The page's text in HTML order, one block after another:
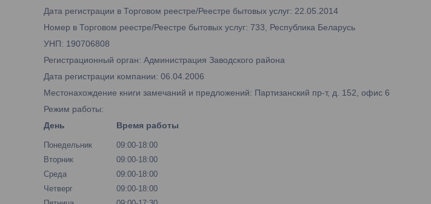
Дата регистрации в Торговом реестре/Реестре бытовых услуг: 22.05.2014
Номер в Торговом реестре/Реестре бытовых услуг: 733, Республика Беларусь
УНП: 190706808
Регистрационный орган: Администрация Заводского района
Дата регистрации компании: 06.04.2006
Местонахождение книги замечаний и предложений: Партизанский пр-т, д. 152, офис 6
Режим работы:
День
Время работы
Понедельник
09:00-18:00
Вторник
09:00-18:00
Среда
09:00-18:00
Четверг
09:00-18:00